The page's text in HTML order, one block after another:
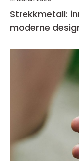
Strekkmetall:
moderne